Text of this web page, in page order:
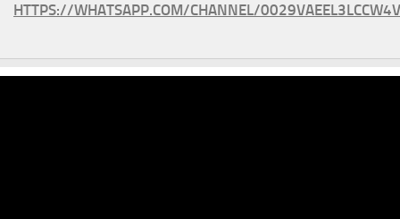
HTTPS://WHATSAPP.COM/CHANNEL/